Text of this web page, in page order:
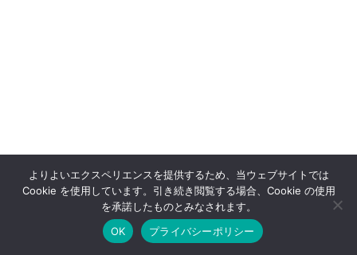
よりよいエクスペリエンスを提供するため、当ウェブサイトでは
Cookie を使用しています。引き続き閲覧する場合、Cookie の使用
を承諾したものとみなされます。
OK
プライバシーポリシー